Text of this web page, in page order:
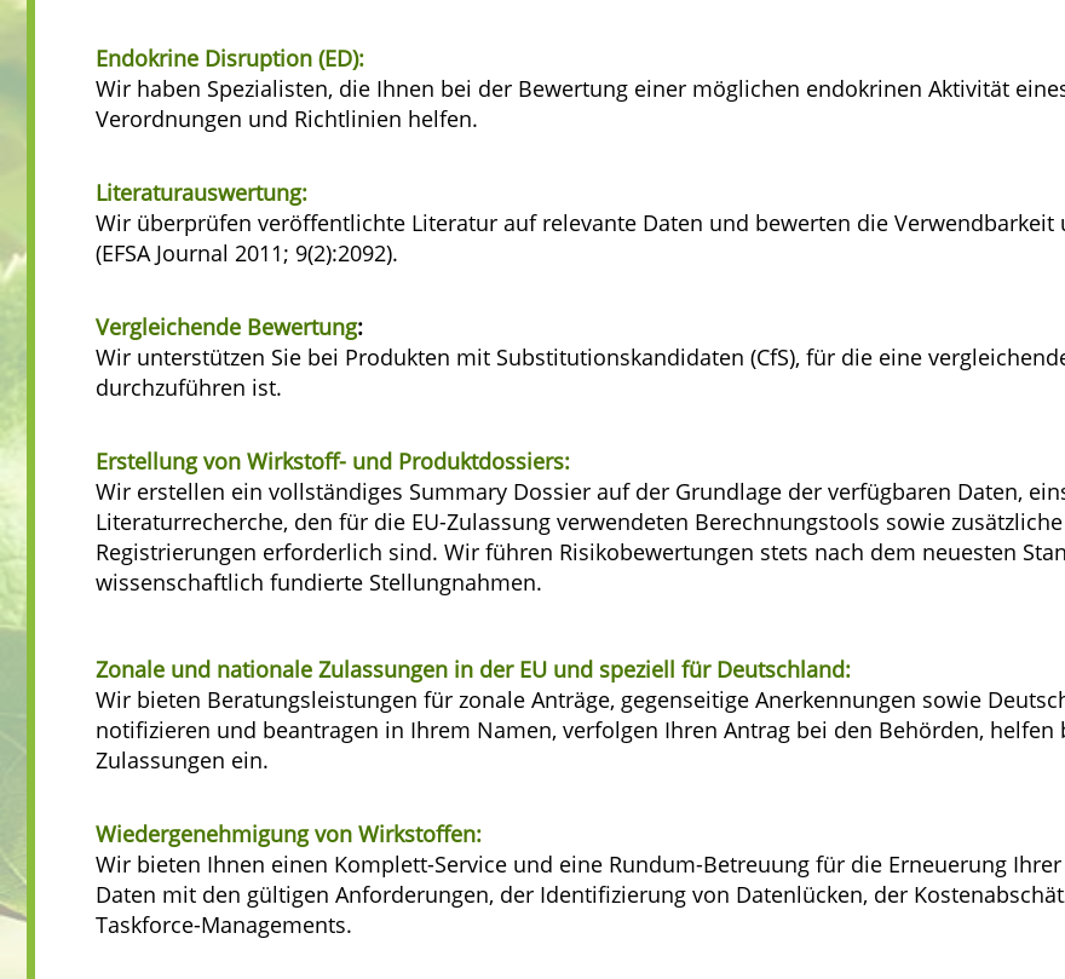
Endokrine Disruption (ED):
Wir haben Spezialisten, die Ihnen bei der Bewertung einer möglichen endokrinen Aktivität
Verordnungen und Richtlinien helfen.
Literaturauswertung:
Wir überprüfen veröffentlichte Literatur auf relevante Daten und bewerten die Verwendbarkeit
(EFSA Journal 2011; 9(2):2092).
Vergleichende Bewertung:
Wir unterstützen Sie bei Produkten mit Substitutionskandidaten (CfS), für die eine
durchzuführen ist.
Erstellung von Wirkstoff- und Produktdossiers:
Wir erstellen ein vollständiges Summary Dossier auf der Grundlage der verfügbaren Daten,
Literaturrecherche, den für die EU-Zulassung verwendeten Berechnungstools sowie
Registrierungen erforderlich sind. Wir führen Risikobewertungen stets nach dem neuesten
wissenschaftlich fundierte Stellungnahmen.
Zonale und nationale Zulassungen in der EU und speziell für Deutschland:
Wir bieten Beratungsleistungen für zonale Anträge, gegenseitige Anerkennungen sowie
notifizieren und beantragen in Ihrem Namen, verfolgen Ihren Antrag bei den Behörden,
Zulassungen ein.
Wiedergenehmigung von Wirkstoffen:
Wir bieten Ihnen einen Komplett-Service und eine Rundum-Betreuung für die Erneuerung
Daten mit den gültigen Anforderungen, der Identifizierung von Datenlücken, der
Taskforce-Managements.